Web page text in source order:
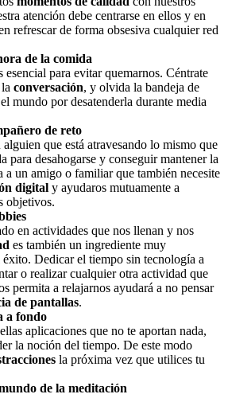
atención debe centrarse en ellos y en
refrescar de forma obsesiva cualquier red
de la comida
esencial para evitar quemarnos. Céntrate
conversación, y olvida la bandeja de
mundo por desatenderla durante media
de reto
que está atravesando lo mismo que
para desahogarse y conseguir mantener la
a un amigo o familiar que también necesite
digital y ayudaros mutuamente a
objetivos.
en actividades que nos llenan y nos
es también un ingrediente muy
Dedicar el tiempo sin tecnología a
o realizar cualquier otra actividad que
permita a relajarnos ayudará a no pensar
de pantallas.
a fondo
aplicaciones que no te aportan nada,
la noción del tiempo. De este modo
la próxima vez que utilices tu
de la meditación